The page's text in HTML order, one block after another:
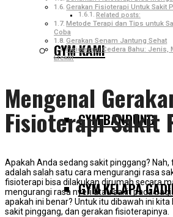
GYM KAMI
GYM BANDUNG
GYM KELAPA
Gerakan Fisioterapi Untuk Sakit
Related posts:
Metode Terapi dan Tips untuk
Coba
Gerakan Senam Jantung Sehat
Fisioterapi Cedera Bahu: Jenis,
Efektif
Mengenal
Fisioterapi Sakit
Apakah Anda sedang sakit pinggang?
adalah salah satu cara mengurangi rasa
fisioterapi bisa dilakukan dirumah secara
mengurangi rasa nyeri atau sakit pada
apakah ini benar? Untuk itu dibawah ini
sakit pinggang, dan gerakan fisioterapinya.